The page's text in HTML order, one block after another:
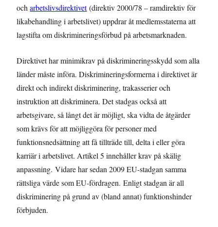
ocharbetslivsdirektivet(direktiv 2000/78 – ramdirektiv för
likabehandling i arbetslivet) uppdrar åt medlemsstaterna att
lagstifta om diskrimineringsförbud på arbetsmarknaden.
Direktivet har minimikrav på diskrimineringsskydd som alla
länder måste införa. Diskrimineringsformerna i direktivet är
direkt och indirekt diskriminering, trakasserier och
instruktion att diskriminera. Det stadgas också att
arbetsgivare, så långt det är möjligt, ska vidta de åtgärder
som krävs för att möjliggöra för personer med
funktionsnedsättning att få tillträde till, delta i eller göra
karriär i arbetslivet. Artikel 5 innehåller krav på skälig
anpassning. Vidare har sedan 2009 EU-stadgan samma
rättsliga värde som EU-fördragen. Enligt stadgan är all
diskriminering på grund av (bland annat) funktionshinder
förbjuden.